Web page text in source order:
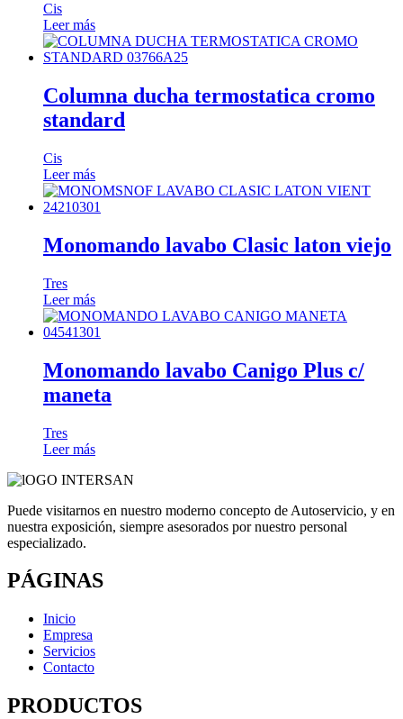
Cis
Leer más
Columna ducha termostatica cromo
standard
Cis
Leer más
Monomando lavabo Clasic laton viejo
Tres
Leer más
Monomando lavabo Canigo Plus c/
maneta
Tres
Leer más
Puede visitarnos en nuestro moderno concepto de Autoservicio, y en
nuestra exposición, siempre asesorados por nuestro personal
especializado.
PÁGINAS
Inicio
Empresa
Servicios
Contacto
PRODUCTOS